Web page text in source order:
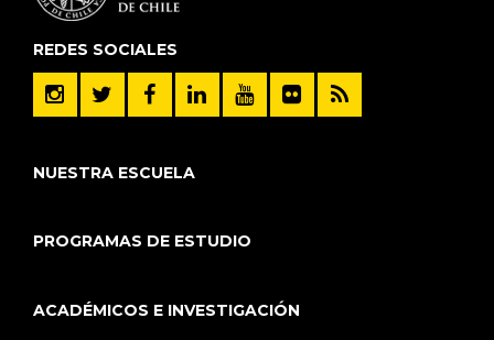
REDES SOCIALES
NUESTRA ESCUELA
PROGRAMAS DE ESTUDIO
ACADÉMICOS E INVESTIGACIÓN